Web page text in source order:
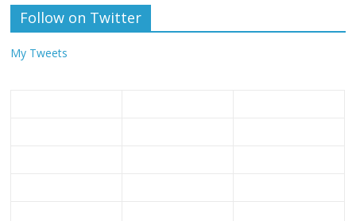
Follow on Twitter
My Tweets